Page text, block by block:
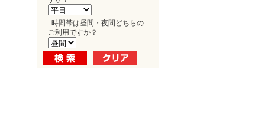
時間帯は昼間・夜間どちらの
ご利用ですか？